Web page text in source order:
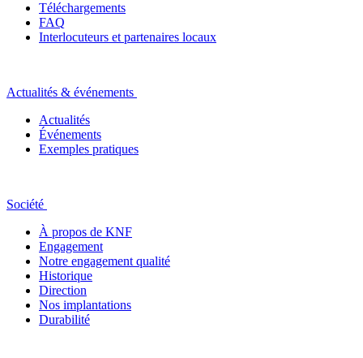
Téléchargements
FAQ
Interlocuteurs et partenaires locaux
Actualités & événements
Actualités
Événements
Exemples pratiques
Société
À propos de KNF
Engagement
Notre engagement qualité
Historique
Direction
Nos implantations
Durabilité